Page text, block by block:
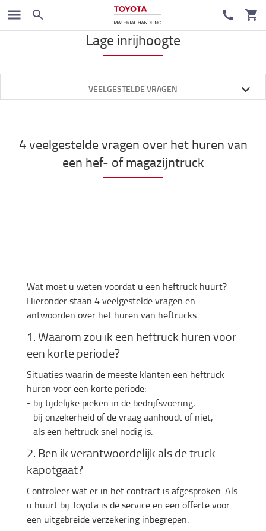
Handpalletwagens
Lage inrijhoogte
VEELGESTELDE VRAGEN
4 veelgestelde vragen over het huren van
een hef- of magazijntruck
Wat moet u weten voordat u een heftruck huurt?
Hieronder staan 4 veelgestelde vragen en
antwoorden over het huren van heftrucks.
1. Waarom zou ik een heftruck huren voor
een korte periode?
Situaties waarin de meeste klanten een heftruck
huren voor een korte periode:
- bij tijdelijke pieken in de bedrijfsvoering,
- bij onzekerheid of de vraag aanhoudt of niet,
- als een heftruck snel nodig is.
2. Ben ik verantwoordelijk als de truck
kapotgaat?
Controleer wat er in het contract is afgesproken. Als
u huurt bij Toyota is de service en een offerte voor
een uitgebreide verzekering inbegrepen.